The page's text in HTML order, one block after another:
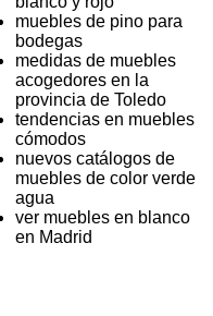
muebles de pino para
bodegas
medidas de muebles
acogedores en la
provincia de Toledo
tendencias en muebles
cómodos
nuevos catálogos de
muebles de color verde
agua
ver muebles en blanco
en Madrid